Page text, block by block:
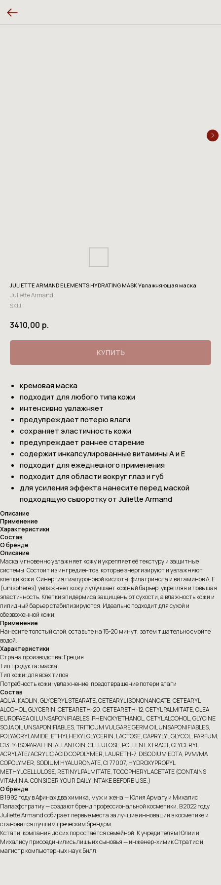
JULIETTE ARMAND ELEMENTS HYDRATING MASK Увлажняющая маска
Juliette Armand
SKU:
3410,00 р.
КУПИТЬ
кремовая маска
подходит для любого типа кожи
интенсивно увлажняет
предупреждает потерю влаги
сохраняет эластичность кожи
предупреждает раннее старение
содержит инкапсулированные витамины А и Е
подходит для ежедневного применения
подходит для области вокруг глаз и губ
для усиления эффекта нанесите перед маской
подходящую сыворотку от Juliette Armand
Описание
Применение
Характеристики
Состав
О бренде
Описание
Маска мгновенно увлажняет кожу и укрепляет её текстуру и защитные
системы. Состоит из ингредиентов, которые энергизируют и увлажняют
клетки кожи. Синергия гиалуроновой кислоты, филагринола и витаминов A, E
(unispheres) увлажняет кожу и улучшает кожный барьер, укрепляя и повышая
эластичность. Клетки эпидермиса защищены от сухости, а влажность кожи и
липидный барьер стабилизируются. Идеально подходит для сухой и
обезвоженной кожи.
Применение
Нанесите толстый слой, оставьте на 15-20 минут, затем тщательно смойте
водой.
Характеристики
Страна производства: Греция
Тип продукта: маска
Тип кожи: для всех типов
Потребность кожи: увлажнение, предотвращение потери влаги
Состав
AQUA, KAOLIN, GLYCERYL STEARATE, CETEARYL ISONONANOATE, CETEARYL
ALCOHOL, GLYCERIN, CETEARETH-20, CETEARETH-12, CETYL PALMITATE, OLEA
EUROPAEA OIL UNSAPONIFIABLES, PHENOXYETHANOL, CETYL ALCOHOL, GLYCINE
SOJA OIL UNSAPONIFIABLES, TRITICUM VULGARE GERM OIL UNSAPONIFIABLES,
POLYACRYLAMIDE, ETHYLHEXYLGLYCERIN, LACTOSE, CAPRYLYL GLYCOL, PARFUM,
C13-14 ISOPARAFFIN, ALLANTOIN, CELLULOSE, POLLEN EXTRACT, GLYCERYL
ACRYLATE/ ACRYLIC ACID COPOLYMER, LAURETH-7, DISODIUM EDTA, PVM/MA
COPOLYMER, SODIUM HYALURONATE, CI 77007, HYDROXYPROPYL
METHYLCELLULOSE, RETINYL PALMITATE, TOCOPHERYL ACETATE (CONTAINS
VITAMIN A. CONSIDER YOUR DAILY INTAKE BEFORE USE.)
О бренде
В 1992 году в Афинах два химика, муж и жена — Юлия Армагу и Михалис
Папаэфстратиу — создают бренд профессиональной косметики. В 2022 году
Juliette Armand собирает первые места за лучшие инновации в косметике и
становится лучшим греческим брендом.
Кстати, компания до сих пор остаётся семейной. К учредителям Юлии и
Михалису присоединились лишь их сыновья — инженер-химик Стратис и
магистр компьютерных наук Билл.